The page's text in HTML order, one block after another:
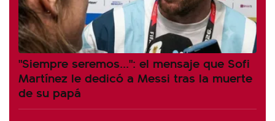
"Siempre seremos...": el mensaje que Sofi
Martínez le dedicó a Messi tras la muerte
de su papá